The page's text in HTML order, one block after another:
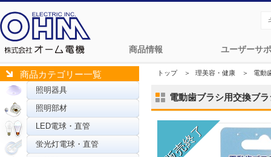
商品情報 ユーザーサ
商品カテゴリー一覧
照明器具
照明部材
LED電球・直管
蛍光灯電球・直管
トップ＞ 理美容・健康 ＞ 電動
電動歯ブラシ用交換ブ